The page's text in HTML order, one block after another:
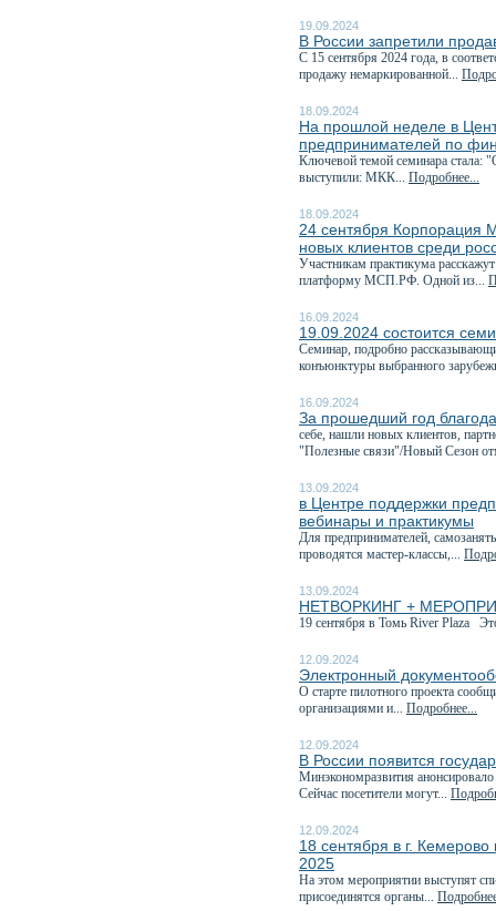
19.09.2024
В России запретили
С 15 сентября 2024 года, в
продажу немаркированной...
18.09.2024
На прошлой неделе в
предпринимателей по
Ключевой темой семинара стала:
выступили: МКК... Подробнее...
18.09.2024
24 сентября Корпорация
новых клиентов среди
Участникам практикума
платформу МСП.РФ. Одной из...
16.09.2024
19.09.2024 состоится
Семинар, подробно
конъюнктуры выбранного
16.09.2024
За прошедший год
себе, нашли новых клиентов,
"Полезные связи"/Новый Сезон
13.09.2024
в Центре поддержки
вебинары и практикумы
Для предпринимателей,
проводятся мастер-классы,...
13.09.2024
НЕТВОРКИНГ +
19 сентября в Томь River Plaza
12.09.2024
Электронный
О старте пилотного проекта
организациями и... Подробнее...
12.09.2024
В России появится
Минэкономразвития
Сейчас посетители могут...
12.09.2024
18 сентября в г.
2025
На этом мероприятии выступят
присоединятся органы...